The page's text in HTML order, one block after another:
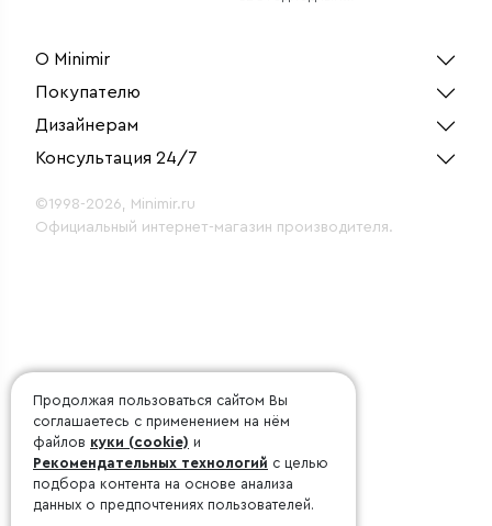
О Minimir
Покупателю
Дизайнерам
Консультация 24/7
©1998-2026, Minimir.ru
Официальный интернет-магазин производителя.
Продолжая пользоваться сайтом Вы
соглашаетесь с применением на нём
файлов куки (cookie) и
Рекомендательных технологий с целью
подбора контента на основе анализа
данных о предпочтениях пользователей.